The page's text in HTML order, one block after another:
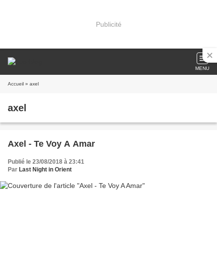
Publicité
MENU
Accueil » axel
axel
Axel - Te Voy A Amar
Publié le 23/08/2018 à 23:41
Par Last Night in Orient